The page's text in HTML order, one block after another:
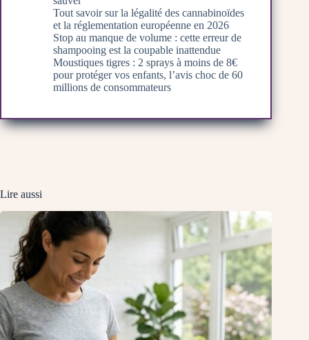
Tout savoir sur la légalité des cannabinoïdes
et la réglementation européenne en 2026
Stop au manque de volume : cette erreur de
shampooing est la coupable inattendue
Moustiques tigres : 2 sprays à moins de 8€
pour protéger vos enfants, l’avis choc de 60
millions de consommateurs
Lire aussi